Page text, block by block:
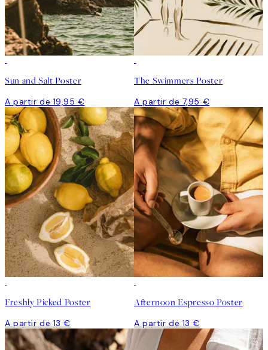
Sun and Salt Poster
A partir de 19,95 €
The Swimmers Poster
A partir de 7,95 €
Freshly Picked Poster
A partir de 13 €
Afternoon Espresso Poster
A partir de 13 €